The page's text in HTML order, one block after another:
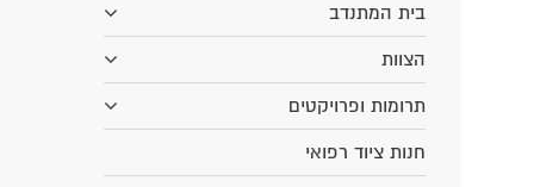
בית המתנדב
הצוות
תרומות ופרויקטים
חנות ציוד רפואי